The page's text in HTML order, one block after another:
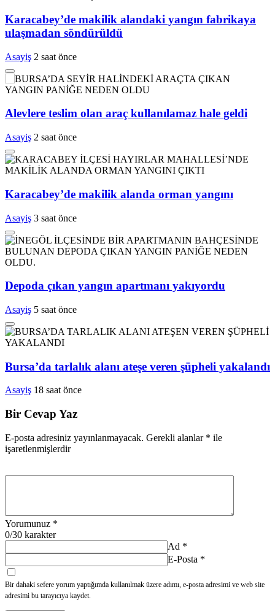
Karacabey’de makilik alandaki yangın fabrikaya
ulaşmadan söndürüldü
Asayiş 2 saat önce
Alevlere teslim olan araç kullanılamaz hale geldi
Asayiş 2 saat önce
Karacabey’de makilik alanda orman yangını
Asayiş 3 saat önce
Depoda çıkan yangın apartmanı yakıyordu
Asayiş 5 saat önce
Bursa’da tarlalık alanı ateşe veren şüpheli yakalandı
Asayiş 18 saat önce
Bir Cevap Yaz
E-posta adresiniz yayınlanmayacak. Gerekli alanlar * ile
işaretlenmişlerdir
Yorumunuz *
0/30 karakter
Ad *
E-Posta *
Bir dahaki sefere yorum yaptığımda kullanılmak üzere adımı, e-posta adresimi ve web site
adresimi bu tarayıcıya kaydet.